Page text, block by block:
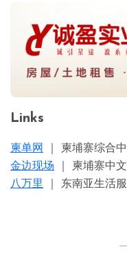
Links
柬单网
｜ 柬埔寨综合
金边现场 ｜ 柬埔寨中
八万里
｜ 东南亚生活